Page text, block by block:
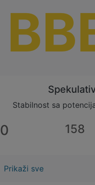
Stabilnost sa
0 158
Prikaži sve